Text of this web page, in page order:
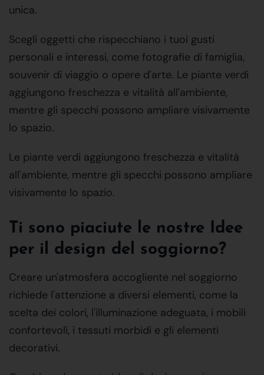
unica.
Scegli oggetti che rispecchiano i tuoi gusti
personali e interessi, come fotografie di famiglia,
souvenir di viaggio o opere d'arte. Le piante verdi
aggiungono freschezza e vitalità all'ambiente,
mentre gli specchi possono ampliare visivamente
lo spazio.
Le piante verdi aggiungono freschezza e vitalità
all'ambiente, mentre gli specchi possono ampliare
visivamente lo spazio.
Ti sono piaciute le nostre Idee
per il design del soggiorno?
Creare un'atmosfera accogliente nel soggiorno
richiede l'attenzione a diversi elementi, come la
scelta dei colori, l'illuminazione adeguata, i mobili
confortevoli, i tessuti morbidi e gli elementi
decorativi.